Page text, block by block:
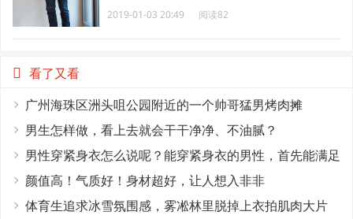
2019-01-03 20:49 阅读82
看了又看
广州海珠区洲头咀公园附近的一个帅哥猛男烤肉摊
男生怎样做，看上去就会干干净净、不油腻？
男性穿紧身衣怎么说呢？能穿紧身衣的男性，首先能满足
这4个条件
颜值高！气质好！身材超好，让人想入非非
体育生追求冰雪氛围感，雾凇林里脱掉上衣拍肌肉大片